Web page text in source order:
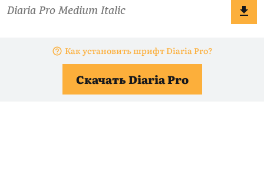
Как установить шрифт Diaria Pro?
Скачать Diaria Pro